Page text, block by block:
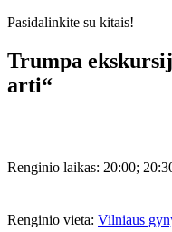
Pasidalinkite su kitais!
Trumpa
arti“
Renginio laikas: 20:00;
Renginio vieta: Vilniaus